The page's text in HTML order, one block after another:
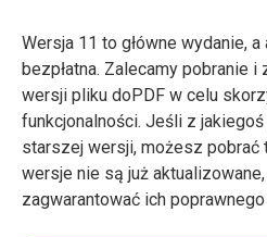
Wersja 11 to główne wydanie,
bezpłatna. Zalecamy pobranie
wersji pliku doPDF w celu
funkcjonalności. Jeśli z
starszej wersji, możesz pobrać
wersje nie są już
zagwarantować ich poprawnego